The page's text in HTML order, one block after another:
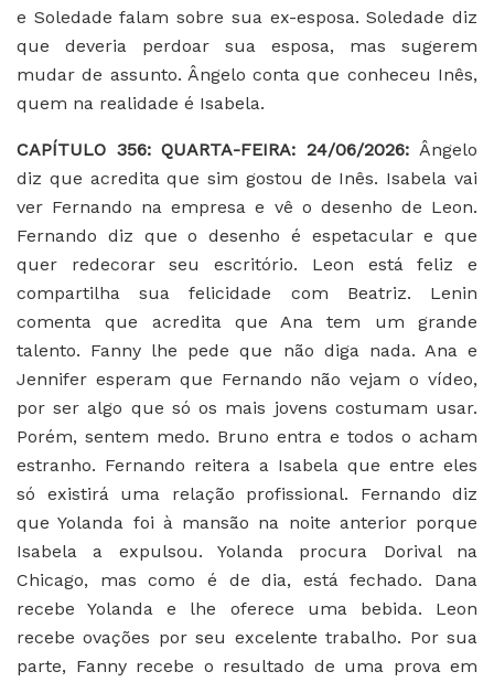
e Soledade falam sobre sua ex-esposa. Soledade diz
que deveria perdoar sua esposa, mas sugerem
mudar de assunto. Ângelo conta que conheceu Inês,
quem na realidade é Isabela.
CAPÍTULO 356: QUARTA-FEIRA: 24/06/2026: Ângelo
diz que acredita que sim gostou de Inês. Isabela vai
ver Fernando na empresa e vê o desenho de Leon.
Fernando diz que o desenho é espetacular e que
quer redecorar seu escritório. Leon está feliz e
compartilha sua felicidade com Beatriz. Lenin
comenta que acredita que Ana tem um grande
talento. Fanny lhe pede que não diga nada. Ana e
Jennifer esperam que Fernando não vejam o vídeo,
por ser algo que só os mais jovens costumam usar.
Porém, sentem medo. Bruno entra e todos o acham
estranho. Fernando reitera a Isabela que entre eles
só existirá uma relação profissional. Fernando diz
que Yolanda foi à mansão na noite anterior porque
Isabela a expulsou. Yolanda procura Dorival na
Chicago, mas como é de dia, está fechado. Dana
recebe Yolanda e lhe oferece uma bebida. Leon
recebe ovações por seu excelente trabalho. Por sua
parte, Fanny recebe o resultado de uma prova em